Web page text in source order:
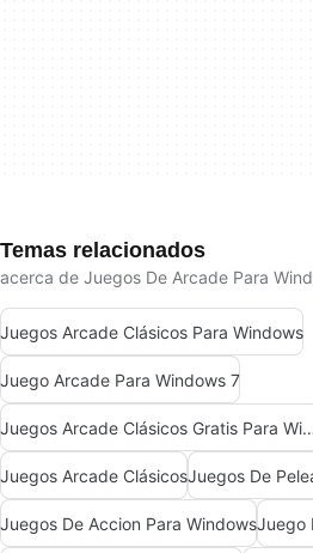
Temas relacionados
acerca de Juegos De Arcade Para
Juegos Arcade Clásicos Para Windows
Juego Arcade Para Windows 7
Juegos Arcade Clásicos
Juegos Arcade ClásicosJuegos De
Juegos De Accion Para WindowsJuego